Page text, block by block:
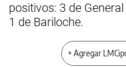
positivos: 3 de
1 de Bariloche.
+ Agregar